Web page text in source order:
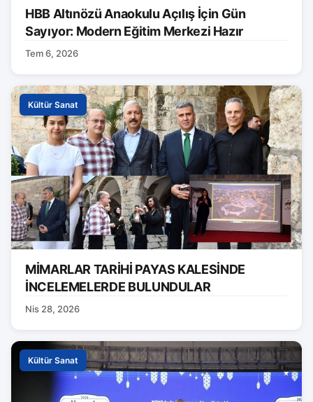
HBB Altınözü Anaokulu Açılış İçin Gün
Sayıyor: Modern Eğitim Merkezi Hazır
Tem 6, 2026
Kültür Sanat
MİMARLAR TARİHİ PAYAS KALESİNDE
İNCELEMELERDE BULUNDULAR
Nis 28, 2026
Kültür Sanat